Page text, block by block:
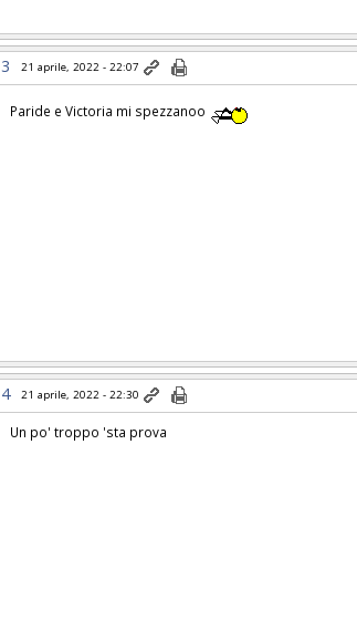
3 21 aprile, 2022 - 22:07
Paride e Victoria mi spezzanoo
4 21 aprile, 2022 - 22:30
Un po' troppo 'sta prova